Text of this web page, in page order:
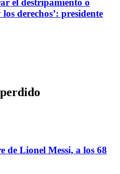
el destripamiento o
derechos’: presidente
de Lionel Messi, a los 68